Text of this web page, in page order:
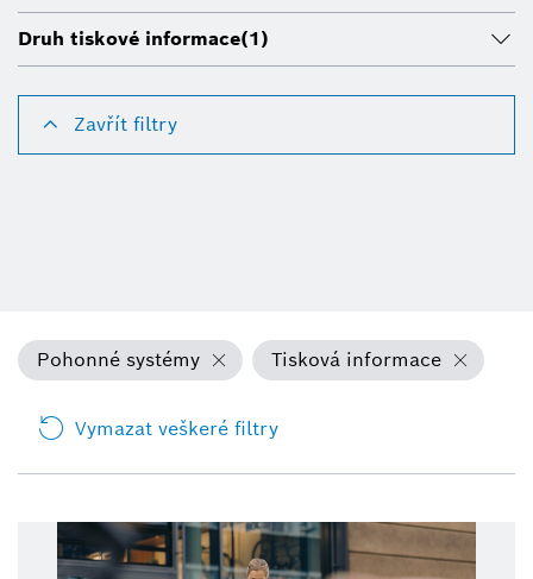
Druh tiskové informace(1)
Zavřít filtry
Pohonné systémy Tisková informace
Vymazat veškeré filtry